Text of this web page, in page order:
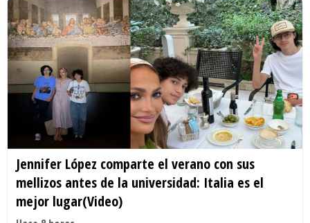
Jennifer López comparte el verano con sus
mellizos antes de la universidad: Italia es el
mejor lugar(Video)